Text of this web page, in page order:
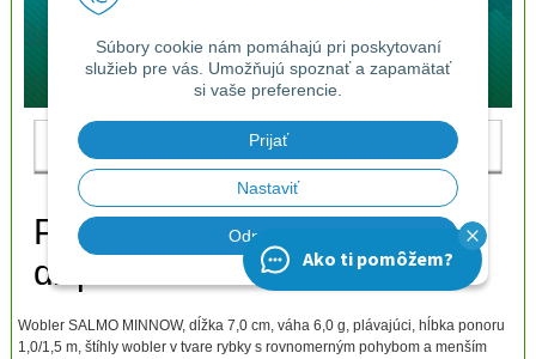
Wobler SALMO MINNOW, dĺžka 7,0 cm, váha 6,0 g, plávajúci, hĺbka ponoru
1,0/1,5 m, štíhly wobler v tvare rybky s rovnomerným pohybom a menším